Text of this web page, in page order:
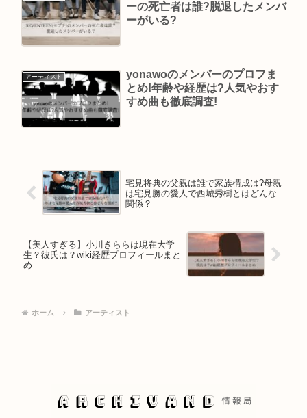
ーの死亡者は誰?脱退したメンバ
ーがいる?
アーティスト
yonawoのメンバーのプロフま
とめ!年齢や経歴は?人気やおす
すめ曲も徹底調査!
宅見将典の父親は誰で家族構成は?母親
は宅見勝の愛人で西城秀樹とはどんな
関係？
【美人すぎる】小川きららは現在大学
生？彼氏は？wiki経歴プロフィールまと
め
ホーム アーティスト